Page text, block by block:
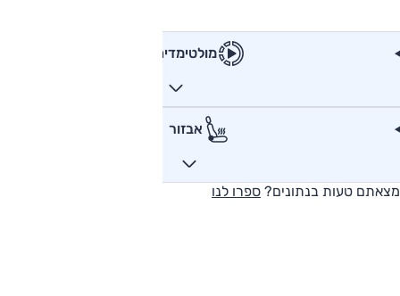
מולטימדיה
אבזור
מצאתם טעות בנתונים? ספרו לנו